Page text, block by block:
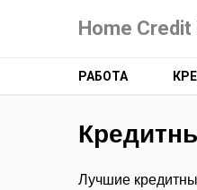
Home Credit
РАБОТА
Лучшие